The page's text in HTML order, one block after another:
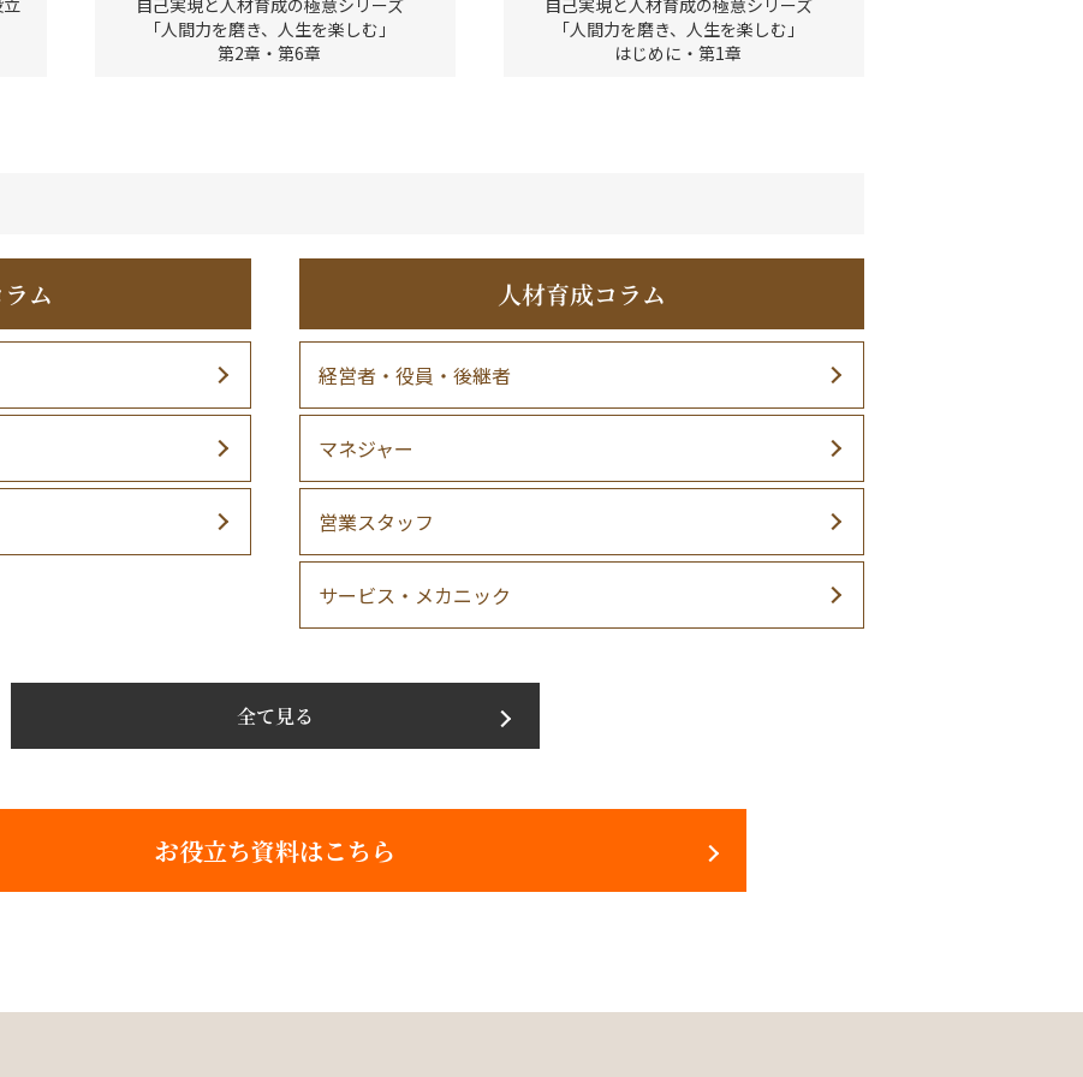
自己実現と人材育成の極意シリーズ
「人間力を磨き、人生を楽しむ」
第2章・第6章
自己実現と人材育成の極意シリーズ
「人間力を磨き、人生を楽しむ」
はじめに・第1章
ム 人材育成コラム
経営者・役員・後継者
マネジャー
営業スタッフ
サービス・メカニック
全て見る
お役立ち資料はこちら